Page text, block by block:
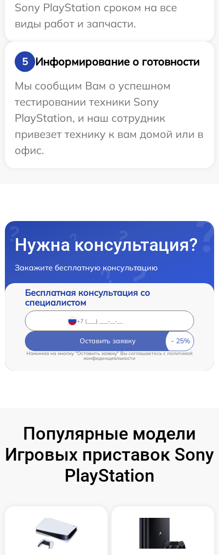
Sony PlayStation сроком на все
виды работ и запчасти.
5
Информирование о готовности
Мы сообщим Вам о успешном
тестировании техники Sony
PlayStation, и наш сотрудник
привезет технику к вам домой или в
офис.
Нужна консультация?
Закажите бесплатную консультацию
Бесплатная консультация со
специалистом
Оставить заявку
Нажимая на кнопку "Оставить заявку" Вы соглашаетесь cполитикой
конфиденциальности
Популярные модели
Игровых приставок Sony
PlayStation